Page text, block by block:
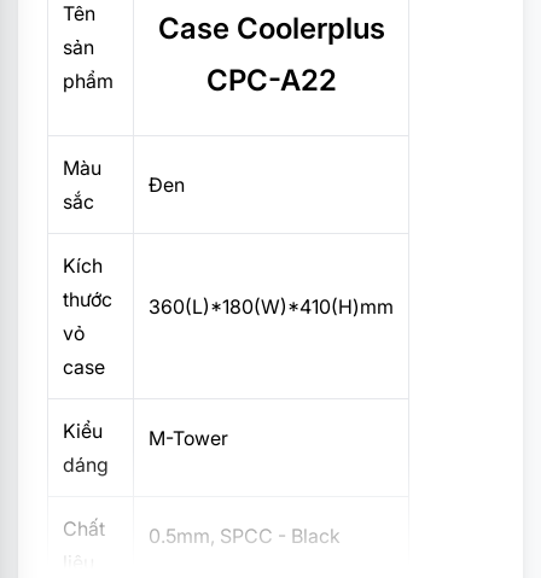
Tên
sản
phẩm
Case Coolerplus
CPC-A22
Màu
sắc
Đen
Kích
thước
vỏ
case
360(L)*180(W)*410(H)mm
Kiểu
dáng
M-Tower
Chất
liệu
0.5mm, SPCC - Black